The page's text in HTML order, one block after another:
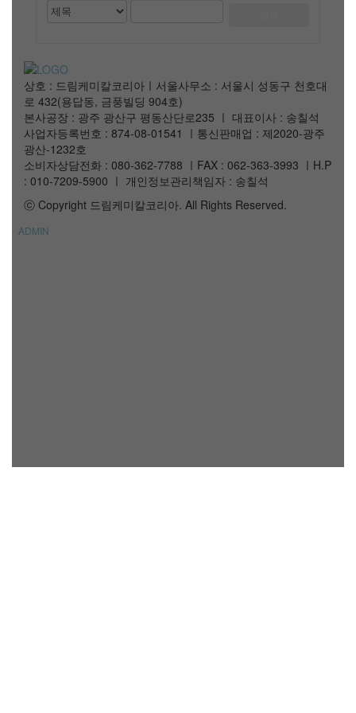
게
검
색
검
상호 : 드림케미칼코리아ㅣ서울사무소 : 서울시 성동구 천호대
로 432(용답동, 금풍빌딩 904호)
본사공장 : 광주 광산구 평동산단로235 ㅣ 대표이사 : 송칠석
사업자등록번호 : 874-08-01541 ㅣ통신판매업 : 제2020-광주
광산-1232호
소비자상담전화 : 080-362-7788 ㅣFAX : 062-363-3993 ㅣH.P
: 010-7209-5900 ㅣ 개인정보관리책임자 : 송칠석
ⓒ Copyright 드림케미칼코리아. All Rights Reserved.
ADMIN